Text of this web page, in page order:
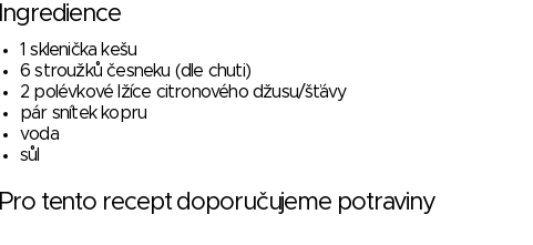
Ingredience
1 sklenička kešu
6 stroužků česneku (dle chuti)
2 polévkové lžíce citronového džusu/šťávy
pár snítek kopru
voda
sůl
Pro tento recept doporučujeme potraviny